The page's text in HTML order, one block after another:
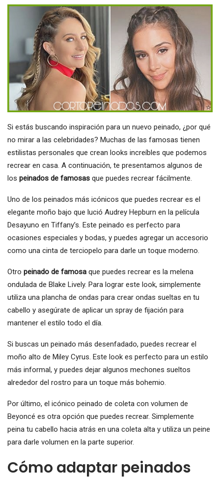
Si estás buscando inspiración para un nuevo peinado, ¿por qué
no mirar a las celebridades? Muchas de las famosas tienen
estilistas personales que crean looks increíbles que podemos
recrear en casa. A continuación, te presentamos algunos de
los peinados de famosas que puedes recrear fácilmente.
Uno de los peinados más icónicos que puedes recrear es el
elegante moño bajo que lució Audrey Hepburn en la película
Desayuno en Tiffany’s. Este peinado es perfecto para
ocasiones especiales y bodas, y puedes agregar un accesorio
como una cinta de terciopelo para darle un toque moderno.
Otro peinado de famosa que puedes recrear es la melena
ondulada de Blake Lively. Para lograr este look, simplemente
utiliza una plancha de ondas para crear ondas sueltas en tu
cabello y asegúrate de aplicar un spray de fijación para
mantener el estilo todo el día.
Si buscas un peinado más desenfadado, puedes recrear el
moño alto de Miley Cyrus. Este look es perfecto para un estilo
más informal, y puedes dejar algunos mechones sueltos
alrededor del rostro para un toque más bohemio.
Por último, el icónico peinado de coleta con volumen de
Beyoncé es otra opción que puedes recrear. Simplemente
peina tu cabello hacia atrás en una coleta alta y utiliza un peine
para darle volumen en la parte superior.
Cómo adaptar peinados